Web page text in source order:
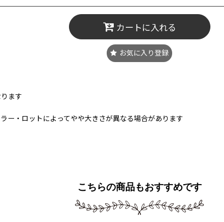
カートに入れる
お気に入り登録
ます
ー・ロットによってやや大きさが異なる場合があります
こちらの商品もおすすめです